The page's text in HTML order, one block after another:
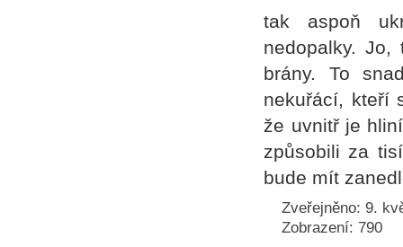
tak aspoň
nedopalky.
brány. To
nekuřácí, kteří
že uvnitř je
způsobili za
bude mít
Zveřejněno: 9.
Zobrazení: 790